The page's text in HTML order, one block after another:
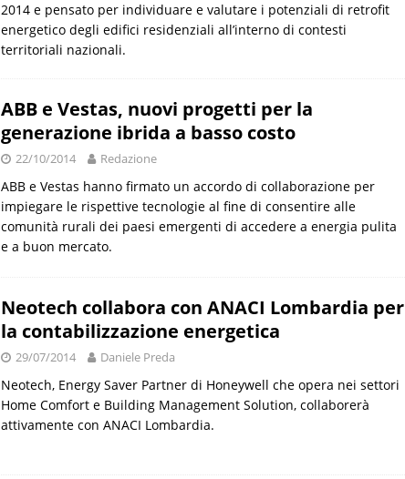
2014 e pensato per individuare e valutare i potenziali di retrofit
energetico degli edifici residenziali all’interno di contesti
territoriali nazionali.
ABB e Vestas, nuovi progetti per la
generazione ibrida a basso costo
22/10/2014 Redazione
ABB e Vestas hanno firmato un accordo di collaborazione per
impiegare le rispettive tecnologie al fine di consentire alle
comunità rurali dei paesi emergenti di accedere a energia pulita
e a buon mercato.
Neotech collabora con ANACI Lombardia per
la contabilizzazione energetica
29/07/2014 Daniele Preda
Neotech, Energy Saver Partner di Honeywell che opera nei settori
Home Comfort e Building Management Solution, collaborerà
attivamente con ANACI Lombardia.